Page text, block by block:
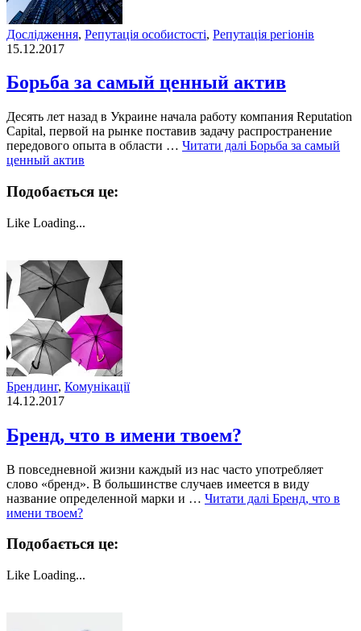
Дослідження, Репутація особистості, Репутація регіонів
15.12.2017
Борьба за самый ценный актив
Десять лет назад в Украине начала работу компания Reputation
Capital, первой на рынке поставив задачу распространение
передового опыта в области … Читати далі Борьба за самый
ценный актив
Подобається це:
Like Loading...
Брендинг, Комунікації
14.12.2017
Бренд, что в имени твоем?
В повседневной жизни каждый из нас часто употребляет
слово «бренд». В большинстве случаев имеется в виду
название определенной марки и … Читати далі Бренд, что в
имени твоем?
Подобається це:
Like Loading...